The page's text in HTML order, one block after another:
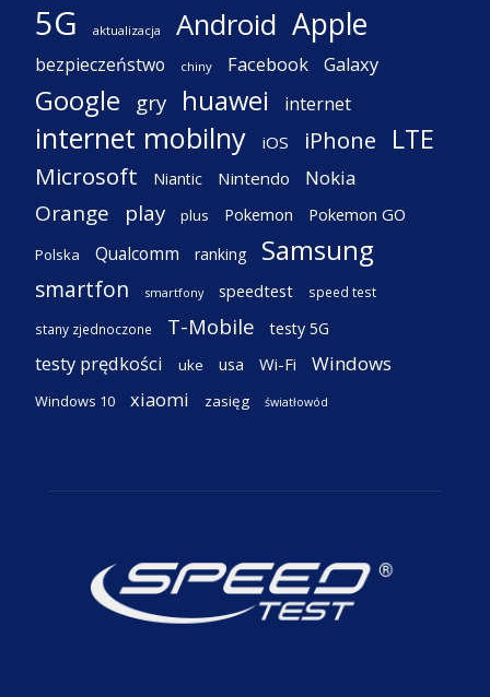
5G aktualizacja Android Apple
bezpieczeństwo chiny Facebook Galaxy
Google gry huawei internet
internet mobilny iOS iPhone LTE
Microsoft Niantic Nintendo Nokia
Orange play plus Pokemon Pokemon GO
Polska Qualcomm ranking Samsung
smartfon smartfony speedtest speed test
stany zjednoczone T-Mobile testy 5G
testy prędkości uke usa Wi-Fi Windows
Windows 10 xiaomi zasięg światłowód